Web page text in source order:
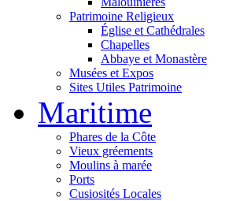
Patrimoine Religieux
Église et Cathédrales
Chapelles
Abbaye et Monastère
Musées et Expos
Sites Utiles Patrimoine
Maritime
Phares de la Côte
Vieux gréements
Moulins à marée
Ports
Cusiosités Locales